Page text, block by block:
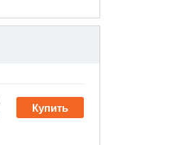
Купить